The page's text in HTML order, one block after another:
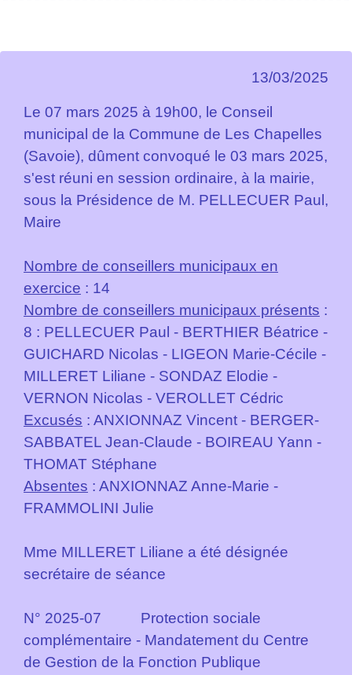
13/03/2025
Le 07 mars 2025 à 19h00, le Conseil
municipal de la Commune de Les Chapelles
(Savoie), dûment convoqué le 03 mars 2025,
s'est réuni en session ordinaire, à la mairie,
sous la Présidence de M. PELLECUER Paul,
Maire
Nombre de conseillers municipaux en
exercice : 14
Nombre de conseillers municipaux présents :
8 : PELLECUER Paul - BERTHIER Béatrice -
GUICHARD Nicolas - LIGEON Marie-Cécile -
MILLERET Liliane - SONDAZ Elodie -
VERNON Nicolas - VEROLLET Cédric
Excusés : ANXIONNAZ Vincent - BERGER-
SABBATEL Jean-Claude - BOIREAU Yann -
THOMAT Stéphane
Absentes : ANXIONNAZ Anne-Marie -
FRAMMOLINI Julie
Mme MILLERET Liliane a été désignée
secrétaire de séance
N° 2025-07 Protection sociale
complémentaire - Mandatement du Centre
de Gestion de la Fonction Publique